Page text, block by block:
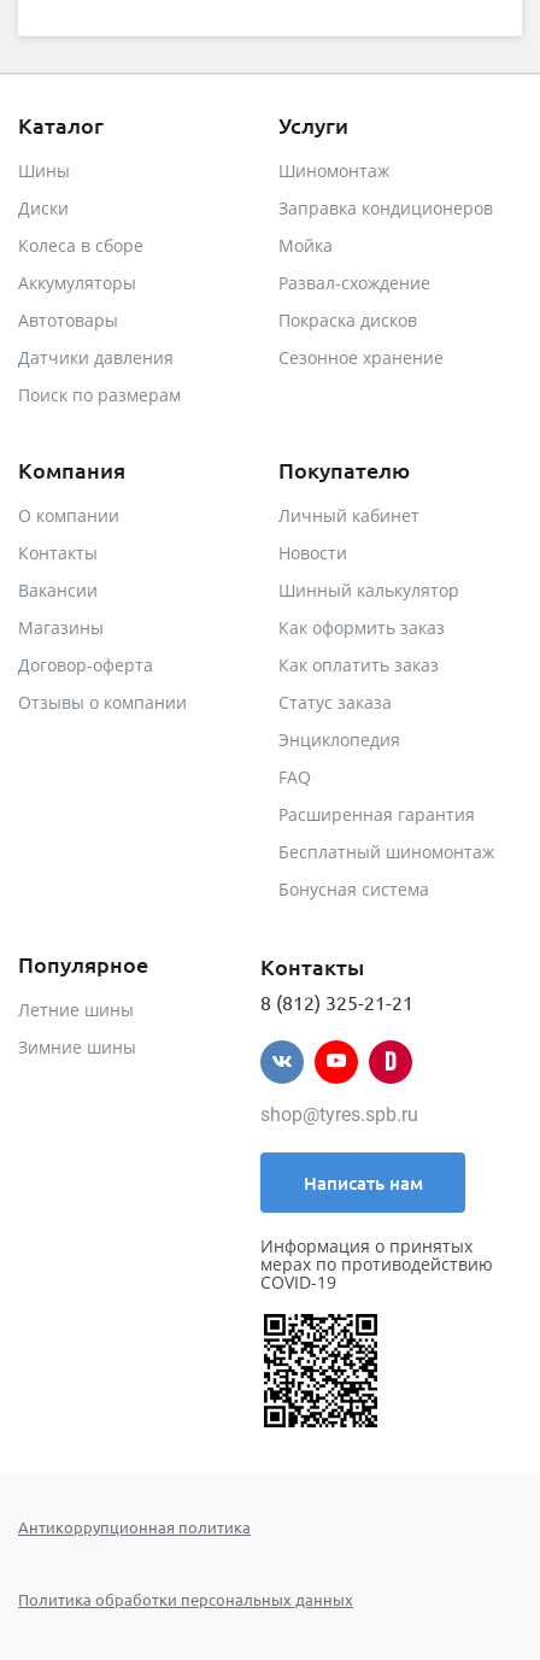
Каталог
Шины
Диски
Колеса в сборе
Аккумуляторы
Автотовары
Датчики давления
Поиск по размерам
Услуги
Шиномонтаж
Заправка кондиционеров
Мойка
Развал-схождение
Покраска дисков
Сезонное хранение
Компания
О компании
Контакты
Вакансии
Магазины
Договор-оферта
Отзывы о компании
Покупателю
Личный кабинет
Новости
Шинный калькулятор
Как оформить заказ
Как оплатить заказ
Статус заказа
Энциклопедия
FAQ
Расширенная гарантия
Бесплатный шиномонтаж
Бонусная система
Популярное
Летние шины
Зимние шины
Контакты
8 (812) 325-21-21
shop@tyres.spb.ru
Написать нам
Информация о принятых
мерах по противодействию
COVID-19
Антикоррупционная политика
Политика обработки персональных данных